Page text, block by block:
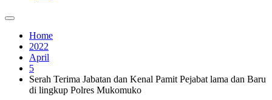
Home
2022
April
5
Serah Terima Jabatan dan Kenal Pamit Pejabat lama dan Baru
di lingkup Polres Mukomuko